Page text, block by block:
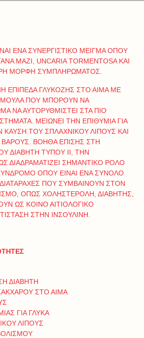
ΕΝΑ ΣΥΝΕΡΓΙΣΤΙΚΟ ΜΕΙΓΜΑ ΟΠΟΥ
ΜΑΖΙ, UNCARIA TORMENTOSA KAI
ΜΟΡΦΗ ΣΥΜΠΛΗΡΩΜΑΤΟΣ.
ΕΠΙΠΕΔΑ ΓΛΥΚΟΖΗΣ ΣΤΟ ΑΙΜΑ ΜΕ
ΠΟΥ ΜΠΟΡΟΥΝ ΝΑ
ΝΑ ΑΥΤΟΡΥΘΜΙΣΤΕΙ ΣΤΑ ΠΙΟ
ΜΕΙΩΝΕΙ ΤΗΝ ΕΠΙΘΥΜΙΑ ΓΙΑ
ΤΟΥ ΣΠΛΑΧΝΙΚΟΥ ΛΙΠΟΥΣ ΚΑΙ
ΒΑΡΟΥΣ. ΒΟΗΘΑ ΕΠΙΣΗΣ ΣΤΗ
ΔΙΑΒΗΤΗ ΤΥΠΟΥ ΙΙ, ΤΗΝ
ΔΙΑΔΡΑΜΑΤΙΖΕΙ ΣΗΜΑΝΤΙΚΟ ΡΟΛΟ
ΟΠΟΥ ΕΙΝΑΙ ΕΝΑ ΣΥΝΟΛΟ
ΠΟΥ ΣΥΜΒΑΙΝΟΥΝ ΣΤΟΝ
ΟΠΩΣ ΧΟΛΗΣΤΕΡΟΛΗ, ΔΙΑΒΗΤΗΣ,
ΩΣ ΚΟΙΝΟ ΑΙΤΙΟΛΟΓΙΚΟ
ΣΤΗΝ ΙΝΣΟΥΛΙΝΗ.
ΔΙΑΒΗΤΗ
ΣΤΟ ΑΙΜΑ
ΓΙΑ ΓΛΥΚΑ
ΛΙΠΟΥΣ